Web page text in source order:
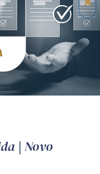
RSS
4698
80240-000
8666
| Novo